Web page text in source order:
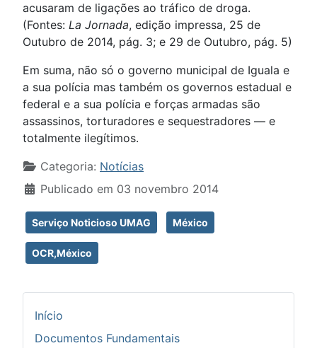
acusaram de ligações ao tráfico de droga.
(Fontes: La Jornada, edição impressa, 25 de
Outubro de 2014, pág. 3; e 29 de Outubro, pág. 5)
Em suma, não só o governo municipal de Iguala e
a sua polícia mas também os governos estadual e
federal e a sua polícia e forças armadas são
assassinos, torturadores e sequestradores — e
totalmente ilegítimos.
Detalhes
Categoria: Notícias
Publicado em 03 novembro 2014
Serviço Noticioso UMAG México
OCR,México
Início
Documentos Fundamentais